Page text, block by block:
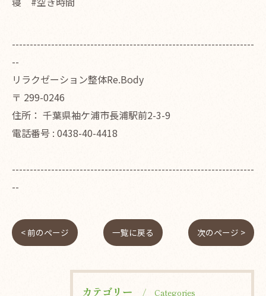
--------------------------------------------------------------------
--
リラクゼーション整体Re.Body
〒 299-0246
住所： 千葉県袖ケ浦市長浦駅前2-3-9
電話番号 : 0438-40-4418
--------------------------------------------------------------------
--
< 前のページ 一覧に戻る 次のページ >
カテゴリー Categories